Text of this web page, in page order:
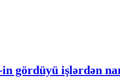
gördüyü işlərdən